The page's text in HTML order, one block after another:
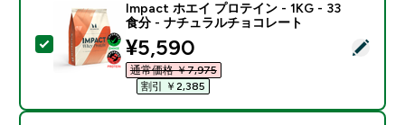
この商品を選択 - Impact ホエイ プロテイン - 1KG -
Impact ホエイ プロテイン - 1KG - 33
食分 - ナチュラルチョコレート
discounted price
¥5,590‎
通常価格 ￥7,975‎
割引 ￥2,385‎